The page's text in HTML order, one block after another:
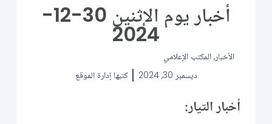
أخبار يوم الإثنين 30-12-
2024
الأخبار, المكتب الإعلامي
ديسمبر 30, 2024
كتبها إدارة الموقع
أخبار التيار: